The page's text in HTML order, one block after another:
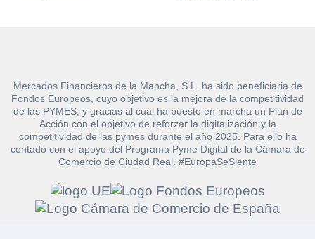
Mercados Financieros de la Mancha, S.L. ha sido beneficiaria de
Fondos Europeos, cuyo objetivo es la mejora de la competitividad
de las PYMES, y gracias al cual ha puesto en marcha un Plan de
Acción con el objetivo de reforzar la digitalización y la
competitividad de las pymes durante el año 2025. Para ello ha
contado con el apoyo del Programa Pyme Digital de la Cámara de
Comercio de Ciudad Real. #EuropaSeSiente